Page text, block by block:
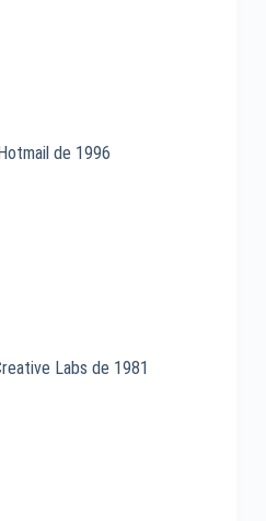
de 1996
Labs de 1981